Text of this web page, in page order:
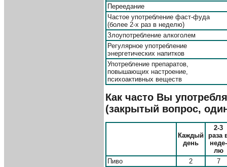
Переедание
Частое употребление фаст-фуда
(более 2-х раз в неделю)
Злоупотребление алкоголем
Регулярное употребление
энергетических напитков
Употребление препаратов,
повышающих настроение,
психоактивных веществ
Как часто Вы
(закрытый вопрос,
Каждый
день
2-3
раза
неде-
лю
Пиво
2
7